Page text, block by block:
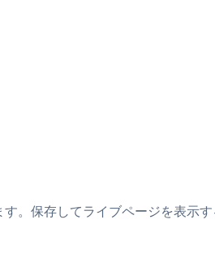
。保存してライブページを表示